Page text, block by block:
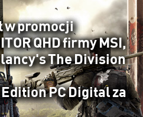
w promocji
QHD firmy MSI,
The Division
PC Digital za